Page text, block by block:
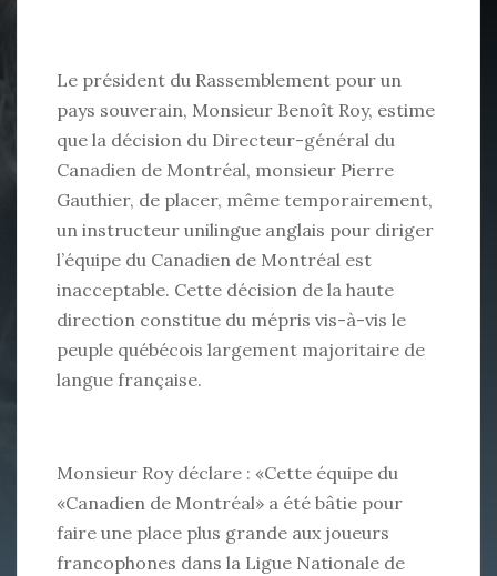
Le président du Rassemblement pour un
pays souverain, Monsieur Benoît Roy, estime
que la décision du Directeur-général du
Canadien de Montréal, monsieur Pierre
Gauthier, de placer, même temporairement,
un instructeur unilingue anglais pour diriger
l’équipe du Canadien de Montréal est
inacceptable. Cette décision de la haute
direction constitue du mépris vis-à-vis le
peuple québécois largement majoritaire de
langue française.
Monsieur Roy déclare : «Cette équipe du
«Canadien de Montréal» a été bâtie pour
faire une place plus grande aux joueurs
francophones dans la Ligue Nationale de